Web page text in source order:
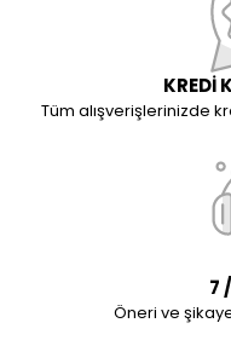
KREDİ
Tüm alışverişlerinizde
7
Öneri ve